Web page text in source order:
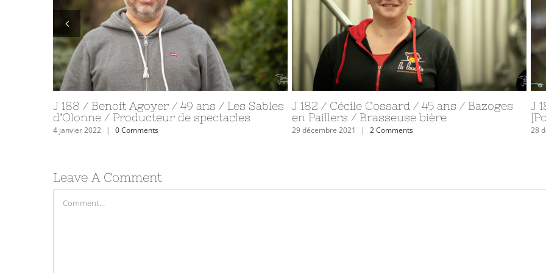
J 299 / Ludovic Ponthoreau / 46 ans /
Rocheservière / fonctionnaire territorial
25 avril 2022 1 Comment
J 222 / Frank Tyrlik / 54 ans / L Pommeraie
sur Sèvre / Responsable digital et design
7 février 2022 | 0 Comments
J
Leave A Comment
Comment